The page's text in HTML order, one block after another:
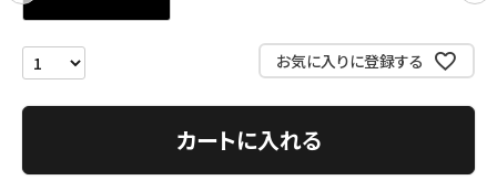
ACCOUNT MENU
Follow us
お気に入りに登録する
カートに入れる